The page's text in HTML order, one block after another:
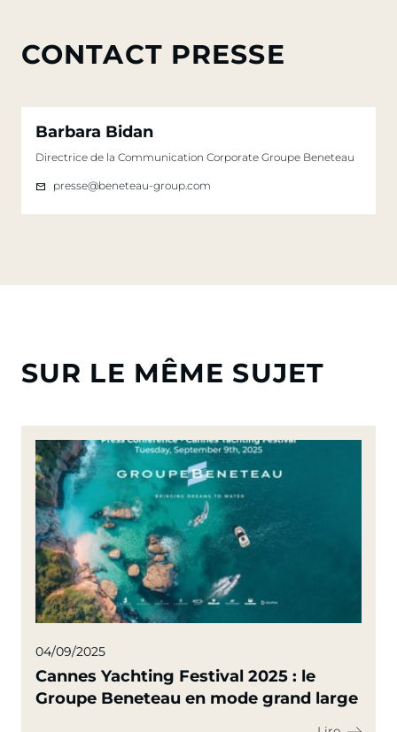
CONTACT PRESSE
Barbara Bidan
Directrice de la Communication Corporate Groupe Beneteau
presse@beneteau-group.com
SUR LE MÊME SUJET
04/09/2025
Cannes Yachting Festival 2025 : le
Groupe Beneteau en mode grand large